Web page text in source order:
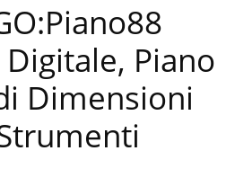
Piano
Dimensioni